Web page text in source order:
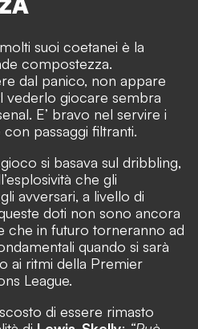
suoi coetanei è la
compostezza.
dal panico, non appare
vederlo giocare sembra
E’ bravo nel servire i
passaggi filtranti.
si basava sul dribbling,
che gli
avversari, a livello di
doti non sono ancora
che in futuro torneranno ad
quando si sarà
ai ritmi della Premier
League.
di essere rimasto